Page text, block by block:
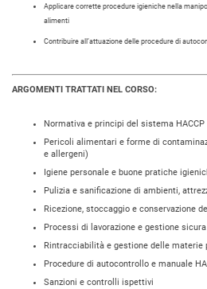
Applicare corrette procedure igieniche nella
alimenti
Contribuire all’attuazione delle procedure di
ARGOMENTI TRATTATI NEL CORSO:
Normativa e principi del sistema HACCP
Pericoli alimentari e forme di
e allergeni)
Igiene personale e buone pratiche
Pulizia e sanificazione di ambienti,
Ricezione, stoccaggio e conservazione
Processi di lavorazione e gestione
Rintracciabilità e gestione delle materie
Procedure di autocontrollo e manuale
Sanzioni e controlli ispettivi